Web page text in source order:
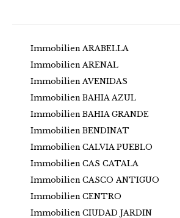
Immobilien ARABELLA
Immobilien ARENAL
Immobilien AVENIDAS
Immobilien BAHIA AZUL
Immobilien BAHIA GRANDE
Immobilien BENDINAT
Immobilien CALVIA PUEBLO
Immobilien CAS CATALA
Immobilien CASCO ANTIGUO
Immobilien CENTRO
Immobilien CIUDAD JARDIN